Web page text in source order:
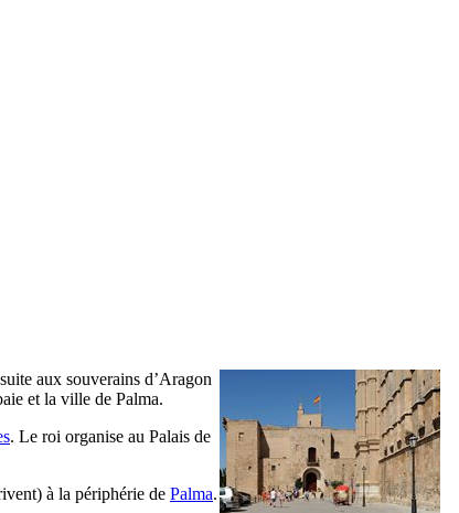
aux souverains d’Aragon
et la ville de Palma.
. Le roi organise au Palais de
) à la périphérie de Palma.